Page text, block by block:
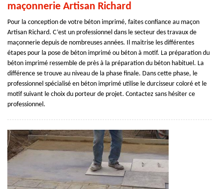
maçonnerie Artisan Richard
Pour la conception de votre béton imprimé, faites confiance au maçon
Artisan Richard. C’est un professionnel dans le secteur des travaux de
maçonnerie depuis de nombreuses années. Il maitrise les différentes
étapes pour la pose de béton imprimé ou béton à motif. La préparation du
béton imprimé ressemble de près à la préparation du béton habituel. La
différence se trouve au niveau de la phase finale. Dans cette phase, le
professionnel spécialisé en béton imprimé utilise le durcisseur coloré et le
motif suivant le choix du porteur de projet. Contactez sans hésiter ce
professionnel.